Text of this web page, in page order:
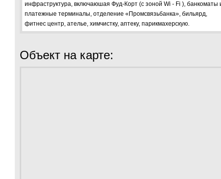
инфраструктура, включаюшая Фуд-Корт (с зоной Wi - Fi ), банкоматы
платежные терминалы, отделение «Промсвязьбанка», бильярд,
фитнес центр, ателье, химчистку, аптеку, парикмахерскую.
Объект на карте: